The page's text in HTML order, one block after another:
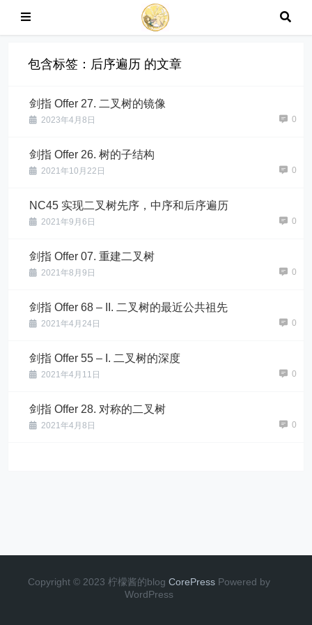
包含标签：后序遍历 的文章
剑指 Offer 27. 二叉树的镜像
2023年4月8日 0
剑指 Offer 26. 树的子结构
2021年10月22日 0
NC45 实现二叉树先序，中序和后序遍历
2021年9月6日 0
剑指 Offer 07. 重建二叉树
2021年8月9日 0
剑指 Offer 68 – II. 二叉树的最近公共祖先
2021年4月24日 0
剑指 Offer 55 – I. 二叉树的深度
2021年4月11日 0
剑指 Offer 28. 对称的二叉树
2021年4月8日 0
Copyright © 2023 柠檬酱的blog CorePress Powered by
WordPress